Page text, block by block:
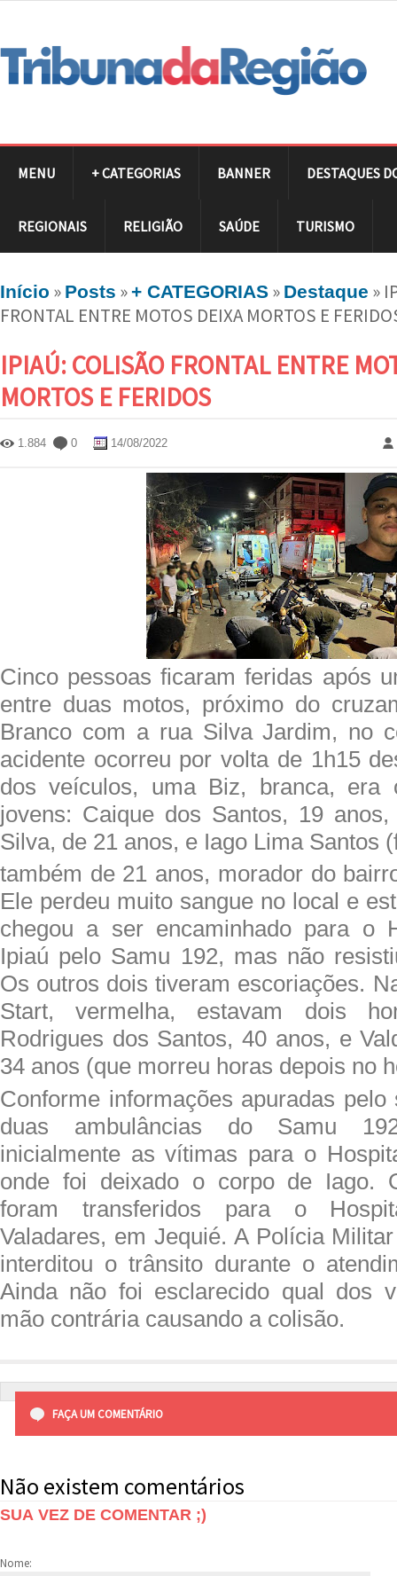
MENU + CATEGORIAS BANNER DESTAQUES
REGIONAIS RELIGIÃO SAÚDE TURISMO
Início » Posts »+ CATEGORIAS » Destaque »
FRONTAL ENTRE MOTOS DEIXA MORTOS E
IPIAÚ: COLISÃO FRONTAL ENTRE
MORTOS E FERIDOS
1.884 0 14/08/2022
Cinco pessoas ficaram feridas após
entre duas motos, próximo do
Branco com a rua Silva Jardim, no
acidente ocorreu por volta de 1h15
dos veículos, uma Biz, branca, era
jovens: Caique dos Santos, 19
Silva, de 21 anos, e Iago Lima Santos
também de 21 anos, morador do
Ele perdeu muito sangue no local e
chegou a ser encaminhado para o
Ipiaú pelo Samu 192, mas não
Os outros dois tiveram escoriações.
Start, vermelha, estavam dois
Rodrigues dos Santos, 40 anos, e
34 anos (que morreu horas depois no
Conforme informações apuradas
duas ambulâncias do Samu
inicialmente as vítimas para o
onde foi deixado o corpo de Iago.
foram transferidos para o
Valadares, em Jequié. A Polícia
interditou o trânsito durante o
Ainda não foi esclarecido qual dos
mão contrária causando a colisão.
FAÇA UM COMENTÁRIO
Não existem comentários
SUA VEZ DE COMENTAR ;)
Nome: